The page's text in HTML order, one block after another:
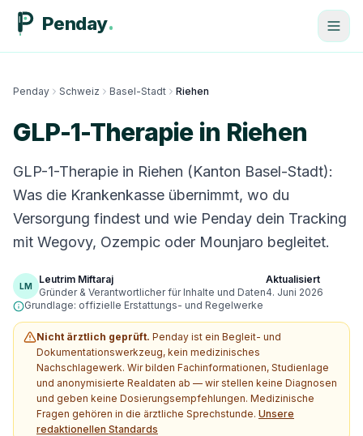
Penday
Penday Schweiz Basel-Stadt Riehen
GLP-1-Therapie in Riehen
GLP-1-Therapie in Riehen (Kanton Basel-Stadt):
Was die Krankenkasse übernimmt, wo du
Versorgung findest und wie Penday dein Tracking
mit Wegovy, Ozempic oder Mounjaro begleitet.
LM
Leutrim Miftaraj
Gründer & Verantwortlicher für Inhalte und Daten
Aktualisiert
4. Juni 2026
Grundlage: offizielle Erstattungs- und Regelwerke
Nicht ärztlich geprüft. Penday ist ein Begleit- und
Dokumentationswerkzeug, kein medizinisches
Nachschlagewerk. Wir bilden Fachinformationen, Studienlage
und anonymisierte Realdaten ab — wir stellen keine Diagnosen
und geben keine Dosierungsempfehlungen. Medizinische
Fragen gehören in die ärztliche Sprechstunde. Unsere
redaktionellen Standards